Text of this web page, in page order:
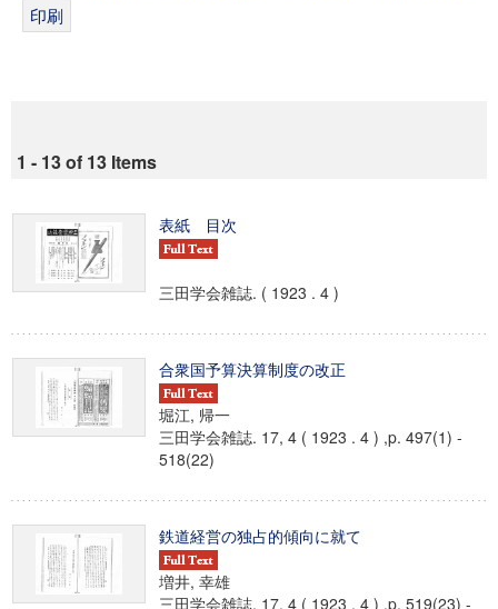
1 - 13 of 13 Items
表紙 目次
三田学会雑誌. ( 1923 . 4 )
合衆国予算決算制度の改正
堀江, 帰一
三田学会雑誌. 17, 4 ( 1923 . 4 ) ,p. 497(1) -
518(22)
鉄道経営の独占的傾向に就て
増井, 幸雄
三田学会雑誌. 17, 4 ( 1923 . 4 ) ,p. 519(23) -